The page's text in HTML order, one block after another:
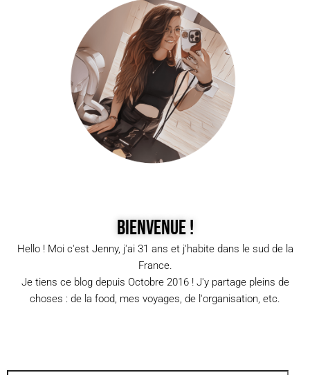
Bienvenue !
Hello ! Moi c'est Jenny, j'ai 31 ans et j'habite dans le sud de la
France.
Je tiens ce blog depuis Octobre 2016 ! J'y partage pleins de
choses : de la food, mes voyages, de l'organisation, etc.